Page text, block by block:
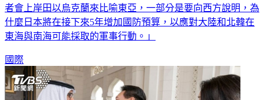
者會上岸田以烏克蘭來比喻東亞，一部分是要向西方說明，為
什麼日本將在接下來5年增加國防預算，以應對大陸和北韓在
東海與南海可能採取的軍事行動。」
國際